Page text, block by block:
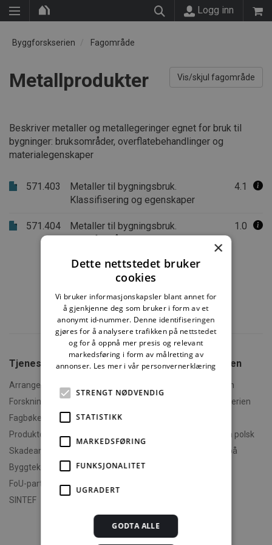
Logg inn
Byggforskserien Fagområde
Vis/skjul fagområde
Metallprodukter
Beskriver metaller og metallegeringer egnet for bruk til
bygninger: bruksområder, overflatebehandlinger og
materialegenskaper
571.403
Metaller til bygningsbruk.
Klassifisering og egenskaper
4.1
571.404
Metaller til bygningsbruk.
Bruksformål og prosjektering
1.0
Tjenester fra SINTEF
Arrangementer og kurs
Forskningsrapporter
Fagbøker og nettkurs
Produktdokumentasjon
Skadeanalyse
Byggteknisk spesialrådgivning
FoU-partner
SINTEF
Om Byggforskserien
Hva er Byggforskserien
Finn fram i Byggforskserien
Polski - informasjon på polsk
English - informasjon på
engelsk
Filmer
×
Dette nettstedet bruker
cookies
Vi bruker informasjonskapsler blant annet for
å gjenkjenne deg som bruker i form av et
anonymt id-nummer. Denne identifiseringen
gjøres for å analysere trafikken på nettstedet
og for å oppnå mer presis og relevant
markedsføring i form av målretting av
annonser. Les mer i vår personvernerklæring
STRENGT NØDVENDIG
STATISTIKK
MARKEDSFØRING
FUNKSJONALITET
UGRADERT
GODTA ALLE